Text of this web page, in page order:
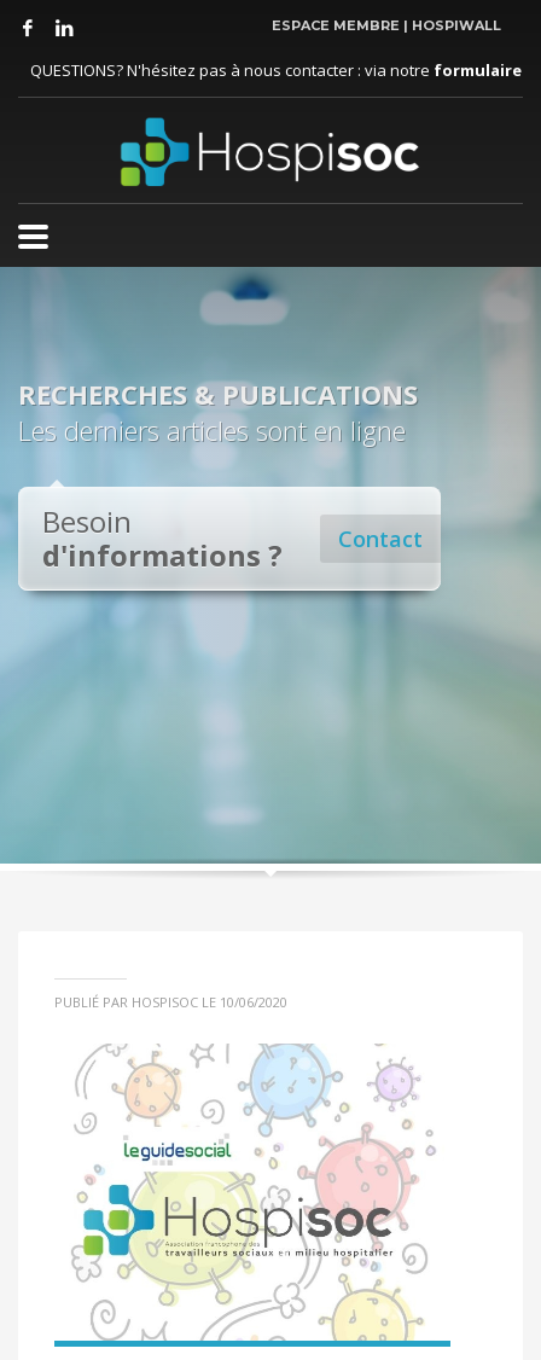
ESPACE MEMBRE | HOSPIWALL
QUESTIONS? N'hésitez pas à nous contacter : via notre formulaire
RECHERCHES & PUBLICATIONS
Les derniers articles sont en ligne
Contact
Besoin
d'informations ?
PUBLIÉ PAR HOSPISOC LE 10/06/2020